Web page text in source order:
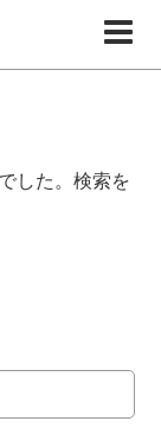
した。検索を